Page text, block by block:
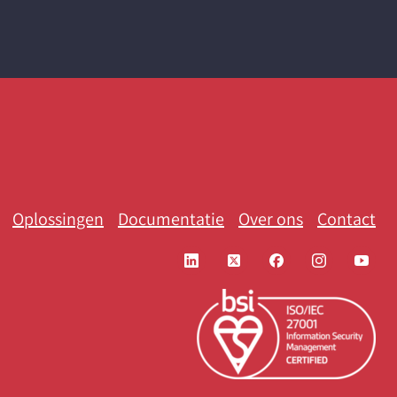
Oplossingen Documentatie Over ons Contact